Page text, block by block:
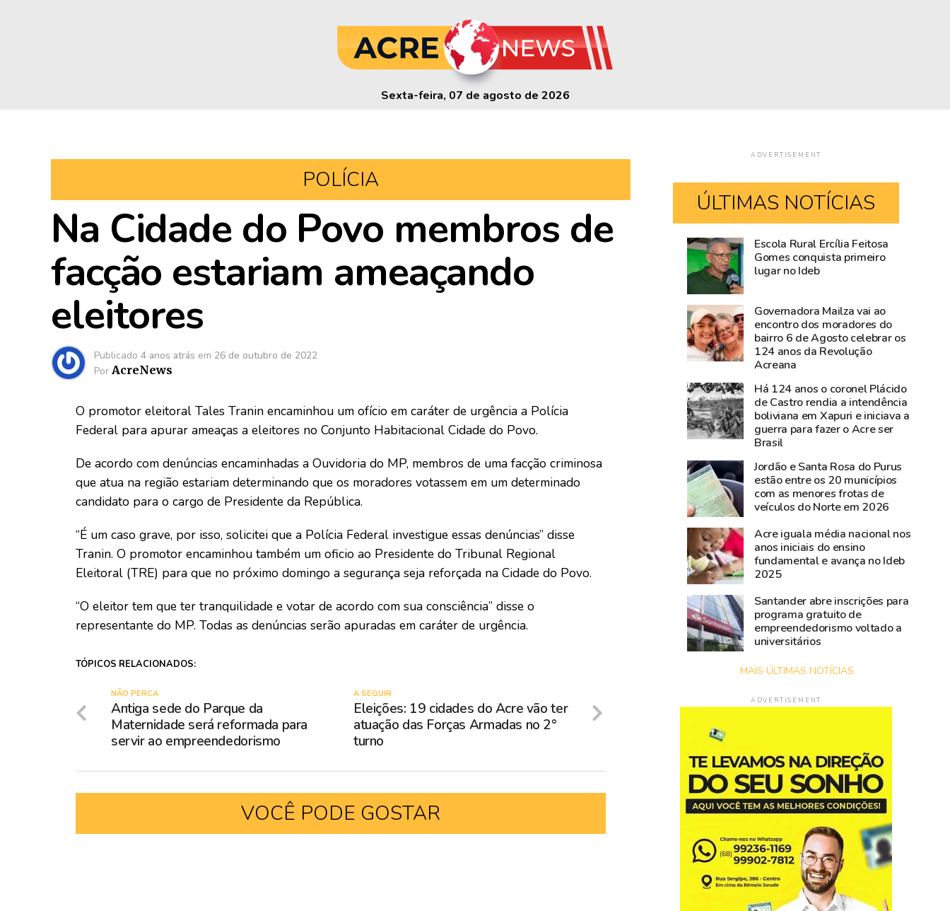
Sexta-feira, 07 de agosto de 2026
POLÍCIA
Na Cidade do Povo membros de
facção estariam ameaçando
eleitores
Publicado 4 anos atrás em 26 de outubro de 2022
Por AcreNews
O promotor eleitoral Tales Tranin encaminhou um ofício em caráter de urgência a Polícia
Federal para apurar ameaças a eleitores no Conjunto Habitacional Cidade do Povo.
De acordo com denúncias encaminhadas a Ouvidoria do MP, membros de uma facção criminosa
que atua na região estariam determinando que os moradores votassem em um determinado
candidato para o cargo de Presidente da República.
“É um caso grave, por isso, solicitei que a Polícia Federal investigue essas denúncias” disse
Tranin. O promotor encaminhou também um oficio ao Presidente do Tribunal Regional
Eleitoral (TRE) para que no próximo domingo a segurança seja reforçada na Cidade do Povo.
“O eleitor tem que ter tranquilidade e votar de acordo com sua consciência” disse o
representante do MP. Todas as denúncias serão apuradas em caráter de urgência.
TÓPICOS RELACIONADOS:
A SEGUIR
Eleições: 19 cidades do Acre vão ter
atuação das Forças Armadas no 2°
turno
NÃO PERCA
Antiga sede do Parque da
Maternidade será reformada para
servir ao empreendedorismo
VOCÊ PODE GOSTAR
ADVERTISEMENT
ÚLTIMAS NOTÍCIAS
Após
articulação
do
Estado,
documentos
históricos
de
de
Castro
são
resgatados
em
São
Gabriel,
no
Rio
Grande
do
Sul
Casamento
coletivo
será
realizado
nesta
sexta-
feira,
Expoacre
Escola Rural Ercília Feitosa
Gomes conquista primeiro
lugar no Ideb
Governadora Mailza vai ao
encontro dos moradores do
bairro 6 de Agosto celebrar os
124 anos da Revolução
Acreana
Há 124 anos o coronel Plácido
de Castro rendia a intendência
boliviana em Xapuri e iniciava a
guerra para fazer o Acre ser
Brasil
Jordão e Santa Rosa do Purus
estão entre os 20 municípios
com as menores frotas de
veículos do Norte em 2026
Acre iguala média nacional nos
anos iniciais do ensino
fundamental e avança no Ideb
2025
Santander abre inscrições para
programa gratuito de
empreendedorismo voltado a
universitários
MAIS ÚLTIMAS NOTÍCIAS
ADVERTISEMENT